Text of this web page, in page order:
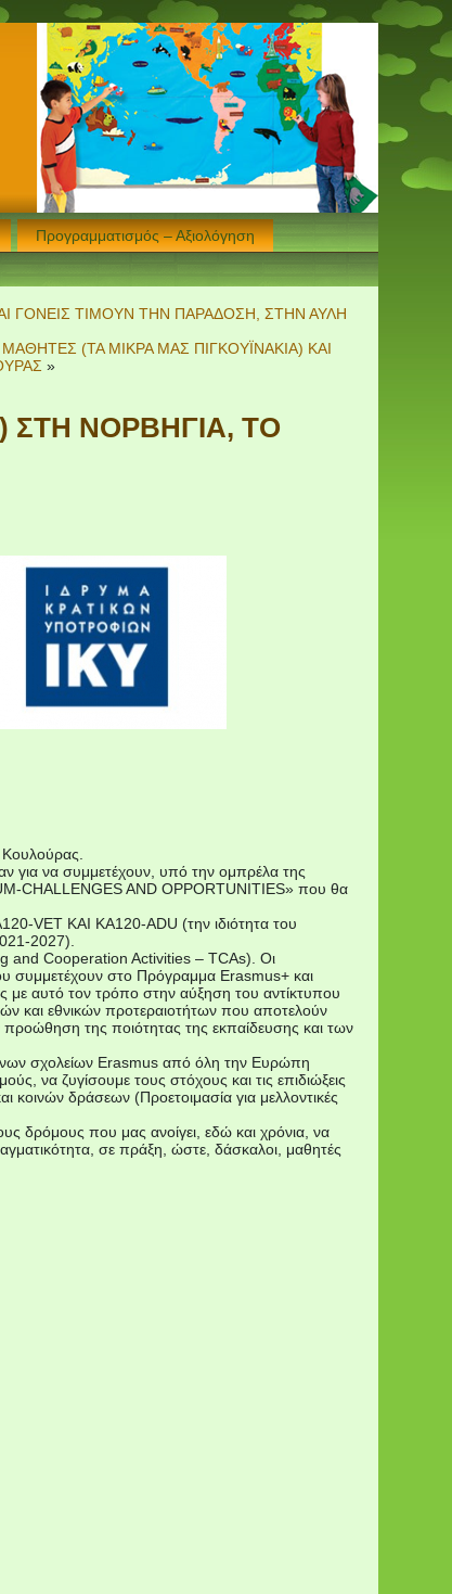
Προγραμματισμός – Αξιολόγηση
ΓΟΝΕΙΣ ΤΙΜΟΥΝ ΤΗΝ ΠΑΡΑΔΟΣΗ, ΣΤΗΝ ΑΥΛΗ
(ΤΑ ΜΙΚΡΑ ΜΑΣ ΠΙΓΚΟΥΪΝΑΚΙΑ) ΚΑΙ
»
ΣΤΗ ΝΟΡΒΗΓΙΑ, ΤΟ
για να συμμετέχουν, υπό την ομπρέλα της
CHALLENGES AND OPPORTUNITIES» που θα
VET KAI KA120-ADU (την ιδιότητα του
2027).
and Cooperation Activities – TCAs). Οι
συμμετέχουν στο Πρόγραμμα Erasmus+ και
με αυτό τον τρόπο στην αύξηση του αντίκτυπου
και εθνικών προτεραιοτήτων που αποτελούν
της ποιότητας της εκπαίδευσης και των
σχολείων Erasmus από όλη την Ευρώπη
να ζυγίσουμε τους στόχους και τις επιδιώξεις
δράσεων (Προετοιμασία για μελλοντικές
δρόμους που μας ανοίγει, εδώ και χρόνια, να
σε πράξη, ώστε, δάσκαλοι, μαθητές